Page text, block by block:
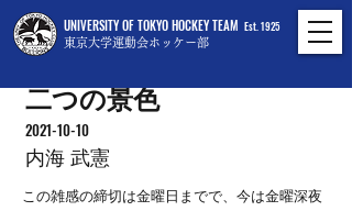
UNIVERSITY OF TOKYO HOCKEY TEAM
東京大学運動会ホッケー部
Est. 1925
二つの景色
2021-10-10
内海 武憲
この雑感の締切は金曜日までで、今は金曜深夜